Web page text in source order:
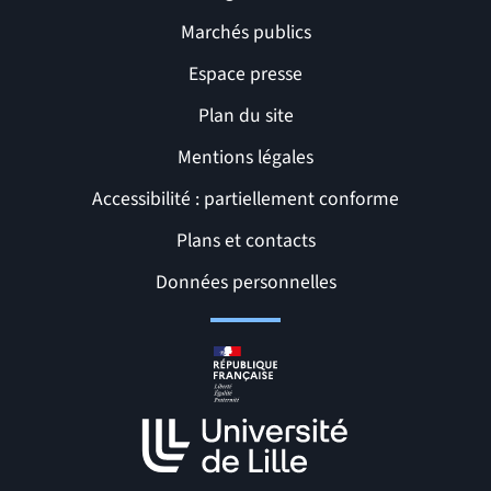
Liens et pages utiles
Marchés publics
Espace presse
Plan du site
Mentions légales
Accessibilité : partiellement conforme
Plans et contacts
Données personnelles